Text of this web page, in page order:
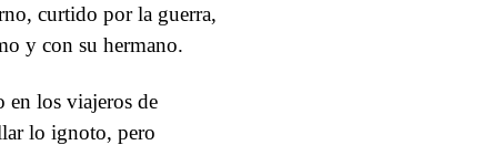
curtido por la guerra,
y con su hermano.
en los viajeros de
lo ignoto, pero